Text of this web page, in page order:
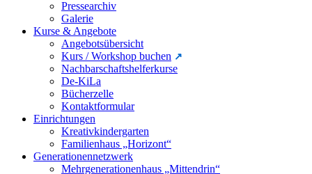
Pressearchiv
Galerie
Kurse & Angebote
Angebotsübersicht
Kurs / Workshop buchen
Nachbarschaftshelferkurse
De-KiLa
Bücherzelle
Kontaktformular
Einrichtungen
Kreativkindergarten
Familienhaus „Horizont“
Generationennetzwerk
Mehrgenerationenhaus „Mittendrin“